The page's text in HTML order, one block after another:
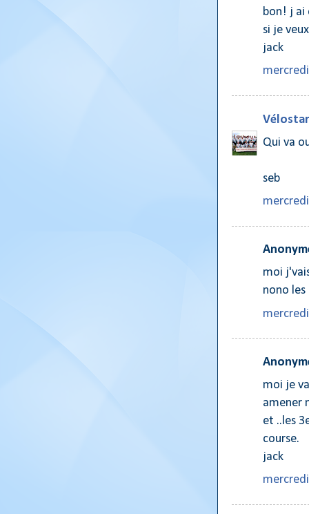
bon! j ai
si je
jack
Qui va
seb
moi
nono les
moi je
amener
et ..les
course.
jack